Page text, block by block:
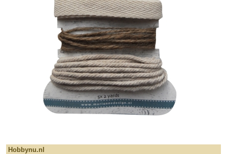
Hobbynu.nl